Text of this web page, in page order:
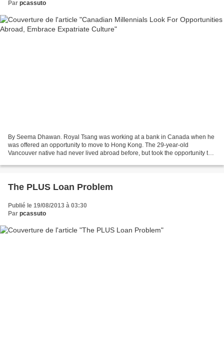
Par pcassuto
By Seema Dhawan. Royal Tsang was working at a bank in Canada when he
was offered an opportunity to move to Hong Kong. The 29-year-old
Vancouver native had never lived abroad before, but took the opportunity to
The PLUS Loan Problem
Publié le 19/08/2013 à 03:30
Par pcassuto